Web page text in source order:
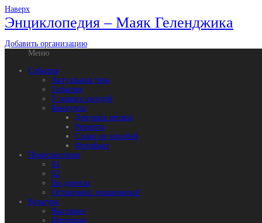
Наверх
Энциклопедия – Маяк Геленджика
Добавить организацию
Меню
События
Актуальная тема
События
У наших соседей
Конкурсы
Девушка месяца
Рецепты
Слово не воробей
Фотофакт
Происшествия
01
02
На дорогах
Осторожно: мошенники!
Культура
Выставки
Интервью